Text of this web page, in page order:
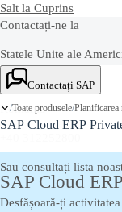
Salt la Cuprins
Contactați-ne la
Statele Unite ale
+1-800-872-1727
Romania
Sau consultați lista
Contactați SAP
/Toate produsele/Planificarea
SAP Cloud ERP
SAP Cloud
Desfășoară-ți